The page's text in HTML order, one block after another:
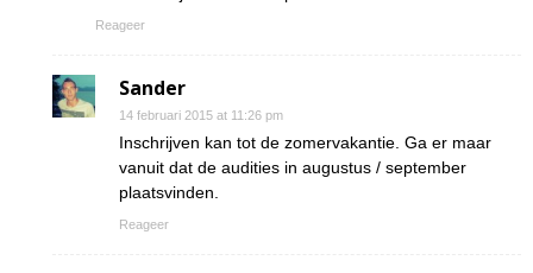
Reageer
Sander
14 februari 2015 at 11:26 pm
Inschrijven kan tot de zomervakantie. Ga er maar
vanuit dat de audities in augustus / september
plaatsvinden.
Reageer